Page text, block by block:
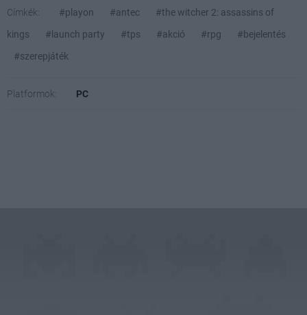
Címkék: #playon #antec
#the witcher 2: assassins of
kings
#launch party #tps #akció #rpg
#bejelentés
#szerepjáték
Platformok: PC